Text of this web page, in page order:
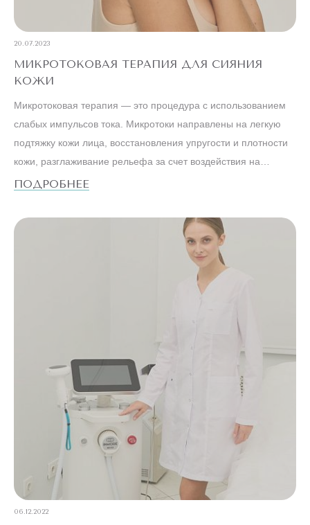
20.07.2023
МИКРОТОКОВАЯ ТЕРАПИЯ ДЛЯ СИЯНИЯ
КОЖИ
Микротоковая терапия — это процедура с использованием
слабых импульсов тока. Микротоки направлены на легкую
подтяжку кожи лица, восстановления упругости и плотности
кожи, разглаживание рельефа за счет воздействия на
мимические мышцы.
ПОДРОБНЕЕ
06.12.2022